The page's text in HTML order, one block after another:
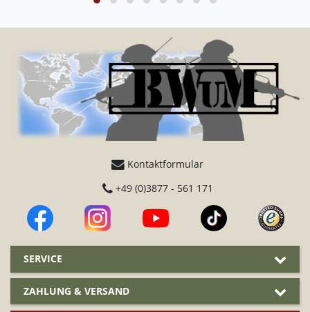
Kontaktformular
+49 (0)3877 - 561 171
SERVICE
ZAHLUNG & VERSAND